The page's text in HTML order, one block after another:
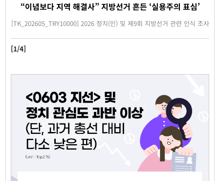
“이념보다 지역 해결사” 지방선거 흔든 ‘실용주의 표심’
[TK_202605_TRY10000] 2026 정치(인) 및 제9회 지방선거 관련 인식 조사
[1/4]